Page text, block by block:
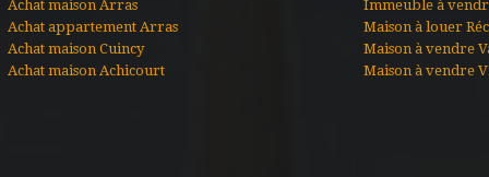
Achat maison Arras
Achat appartement Arras
Achat maison Cuincy
Achat maison Achicourt
Immeuble à
Maison à louer
Maison à vendre
Maison à vendre